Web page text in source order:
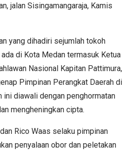
jalan Sisingamangaraja, Kamis
yang dihadiri sejumlah tokoh
di Kota Medan termasuk Ketua
Nasional Kapitan Pattimura,
Pimpinan Perangkat Daerah di
ini diawali dengan penghormatan
mengheningkan cipta.
Rico Waas selaku pimpinan
penyalaan obor dan peletakan